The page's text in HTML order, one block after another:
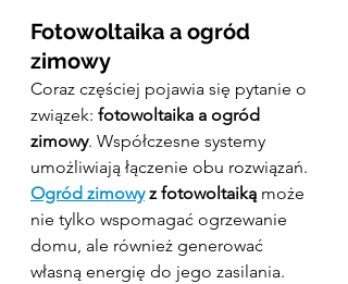
Fotowoltaika a ogród
zimowy
Coraz częściej pojawia się pytanie o
związek: fotowoltaika a ogród
zimowy. Współczesne systemy
umożliwiają łączenie obu rozwiązań.
Ogród zimowy z fotowoltaiką może
nie tylko wspomagać ogrzewanie
domu, ale również generować
własną energię do jego zasilania.​